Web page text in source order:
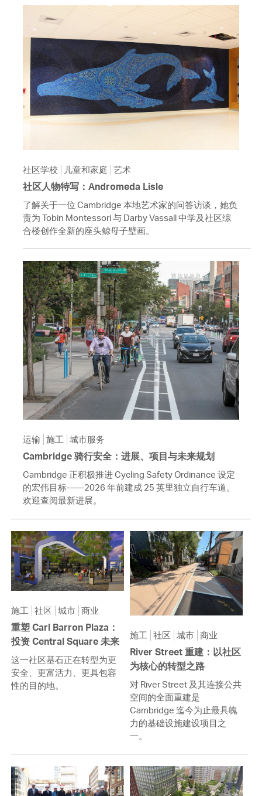
社区学校 儿童和家庭 艺术
社区人物特写：Andromeda Lisle
了解关于一位 Cambridge 本地艺术家的问答访谈，她负
责为 Tobin Montessori 与 Darby Vassall 中学及社区综
合楼创作全新的座头鲸母子壁画。
运输 施工 城市服务
Cambridge 骑行安全：进展、项目与未来规划
Cambridge 正积极推进 Cycling Safety Ordinance 设定
的宏伟目标——2026 年前建成 25 英里独立自行车道。
欢迎查阅最新进展。
施工 社区 城市 商业
重塑 Carl Barron Plaza：
投资 Central Square 未来
这一社区基石正在转型为更
安全、更富活力、更具包容
性的目的地。
施工 社区 城市 商业
River Street 重建：以社区
为核心的转型之路
对 River Street 及其连接公共
空间的全面重建是
Cambridge 迄今为止最具魄
力的基础设施建设项目之
一。